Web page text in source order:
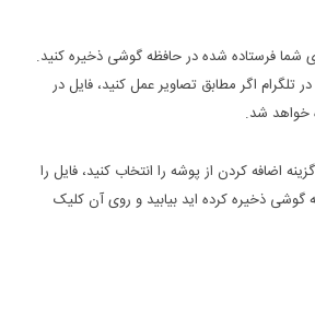
شما فرستاده شده در حافظه گوشی ذخیره کنید.
تلگرام اگر مطابق تصاویر عمل کنید، فایل در
خواهد شد.
اضافه کردن از پوشه را انتخاب کنید، فایل را
گوشی ذخیره کرده اید بیابید و روی آن کلیک